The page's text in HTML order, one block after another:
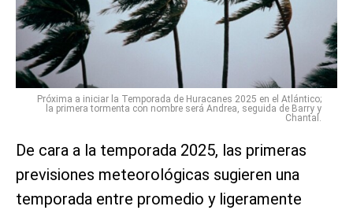
Próxima a iniciar la Temporada de Huracanes 2025 en el Atlántico;
la primera tormenta con nombre será Andrea, seguida de Barry y
Chantal.
De cara a la temporada 2025, las primeras
previsiones meteorológicas sugieren una
temporada entre promedio y ligeramente